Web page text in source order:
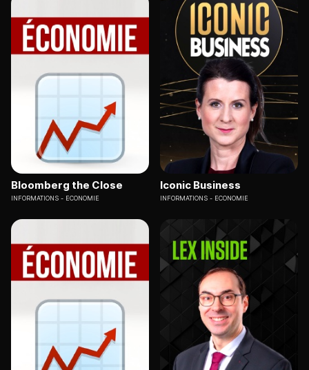
Bloomberg the Close
INFORMATIONS ECONOMIE
Iconic Business
INFORMATIONS ECONOMIE